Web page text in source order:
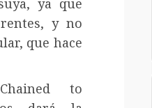
y no
que hace
to